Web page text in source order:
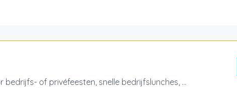
of privéfeesten, snelle bedrijfslunches, ...